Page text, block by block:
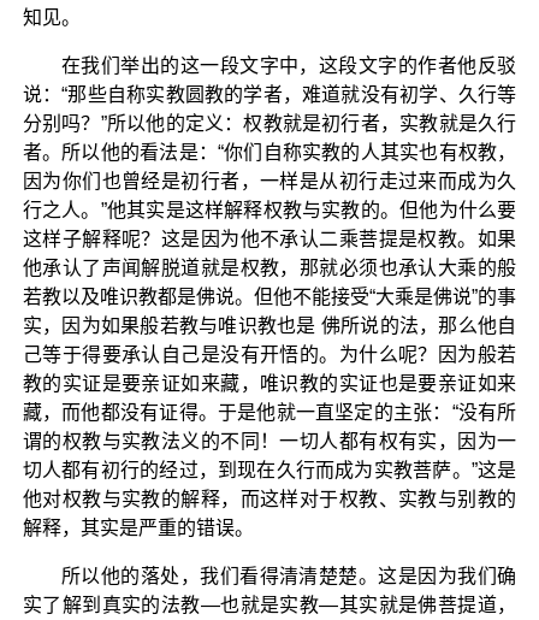
知见。
在我们举出的这一段文字中，这段文字的作者他反驳
说：“那些自称实教圆教的学者，难道就没有初学、久行等
分别吗？”所以他的定义：权教就是初行者，实教就是久行
者。所以他的看法是：“你们自称实教的人其实也有权教，
因为你们也曾经是初行者，一样是从初行走过来而成为久
行之人。”他其实是这样解释权教与实教的。但他为什么要
这样子解释呢？这是因为他不承认二乘菩提是权教。如果
他承认了声闻解脱道就是权教，那就必须也承认大乘的般
若教以及唯识教都是佛说。但他不能接受“大乘是佛说”的事
实，因为如果般若教与唯识教也是 佛所说的法，那么他自
己等于得要承认自己是没有开悟的。为什么呢？因为般若
教的实证是要亲证如来藏，唯识教的实证也是要亲证如来
藏，而他都没有证得。于是他就一直坚定的主张：“没有所
谓的权教与实教法义的不同！一切人都有权有实，因为一
切人都有初行的经过，到现在久行而成为实教菩萨。”这是
他对权教与实教的解释，而这样对于权教、实教与别教的
解释，其实是严重的错误。
所以他的落处，我们看得清清楚楚。这是因为我们确
实了解到真实的法教—也就是实教—其实就是佛菩提道，